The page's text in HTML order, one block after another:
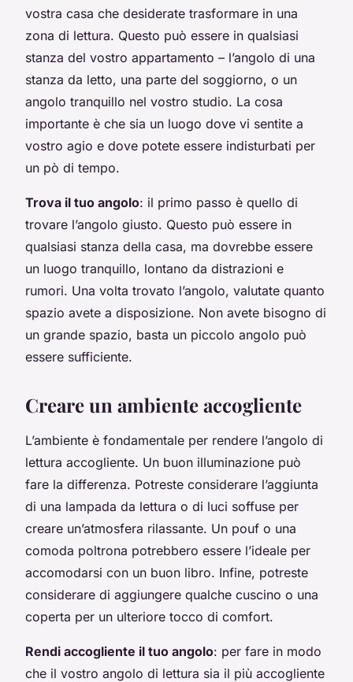
vostra casa che desiderate trasformare in una
zona di lettura. Questo può essere in qualsiasi
stanza del vostro appartamento – l’angolo di una
stanza da letto, una parte del soggiorno, o un
angolo tranquillo nel vostro studio. La cosa
importante è che sia un luogo dove vi sentite a
vostro agio e dove potete essere indisturbati per
un pò di tempo.
Trova il tuo angolo: il primo passo è quello di
trovare l’angolo giusto. Questo può essere in
qualsiasi stanza della casa, ma dovrebbe essere
un luogo tranquillo, lontano da distrazioni e
rumori. Una volta trovato l’angolo, valutate quanto
spazio avete a disposizione. Non avete bisogno di
un grande spazio, basta un piccolo angolo può
essere sufficiente.
Creare un ambiente accogliente
L’ambiente è fondamentale per rendere l’angolo di
lettura accogliente. Un buon illuminazione può
fare la differenza. Potreste considerare l’aggiunta
di una lampada da lettura o di luci soffuse per
creare un’atmosfera rilassante. Un pouf o una
comoda poltrona potrebbero essere l’ideale per
accomodarsi con un buon libro. Infine, potreste
considerare di aggiungere qualche cuscino o una
coperta per un ulteriore tocco di comfort.
Rendi accogliente il tuo angolo: per fare in modo
che il vostro angolo di lettura sia il più accogliente